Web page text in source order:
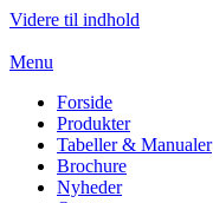
Videre til indhold
Menu
Forside
Produkter
Tabeller & Manualer
Brochure
Nyheder